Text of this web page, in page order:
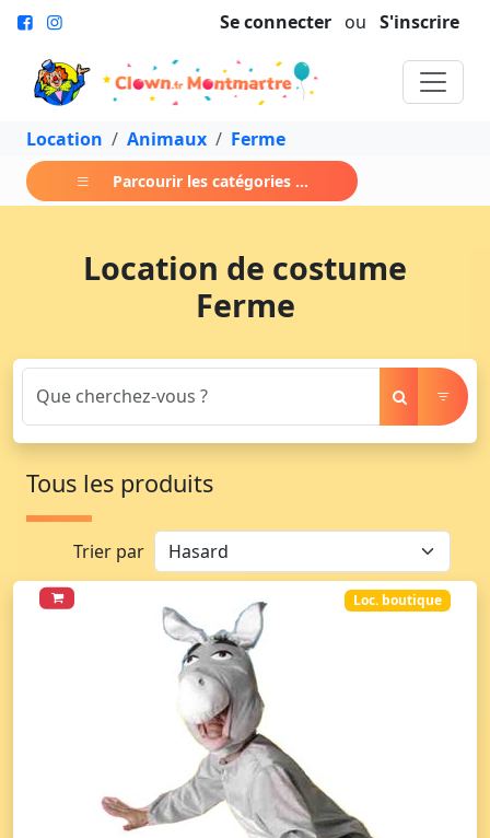
Se connecter ou S'inscrire
Location Animaux Ferme
Parcourir les catégories ...
Location de costume
Ferme
Tous les produits
Trier par
Loc. boutique